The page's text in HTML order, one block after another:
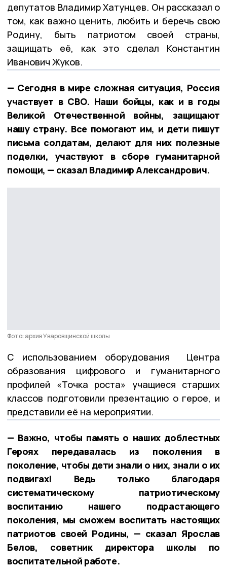
депутатов Владимир Хатунцев. Он рассказал о
том, как важно ценить, любить и беречь свою
Родину, быть патриотом своей страны,
защищать её, как это сделал Константин
Иванович Жуков.
— Сегодня в мире сложная ситуация, Россия
участвует в СВО. Наши бойцы, как и в годы
Великой Отечественной войны, защищают
нашу страну. Все помогают им, и дети пишут
письма солдатам, делают для них полезные
поделки, участвуют в сборе гуманитарной
помощи, — сказал Владимир Александрович.
Фото: архив Уваровщинской школы
С использованием оборудования Центра
образования цифрового и гуманитарного
профилей «Точка роста» учащиеся старших
классов подготовили презентацию о герое, и
представили её на мероприятии.
— Важно, чтобы память о наших доблестных
Героях передавалась из поколения в
поколение, чтобы дети знали о них, знали о их
подвигах! Ведь только благодаря
систематическому патриотическому
воспитанию нашего подрастающего
поколения, мы сможем воспитать настоящих
патриотов своей Родины, — сказал Ярослав
Белов, советник директора школы по
воспитательной работе.